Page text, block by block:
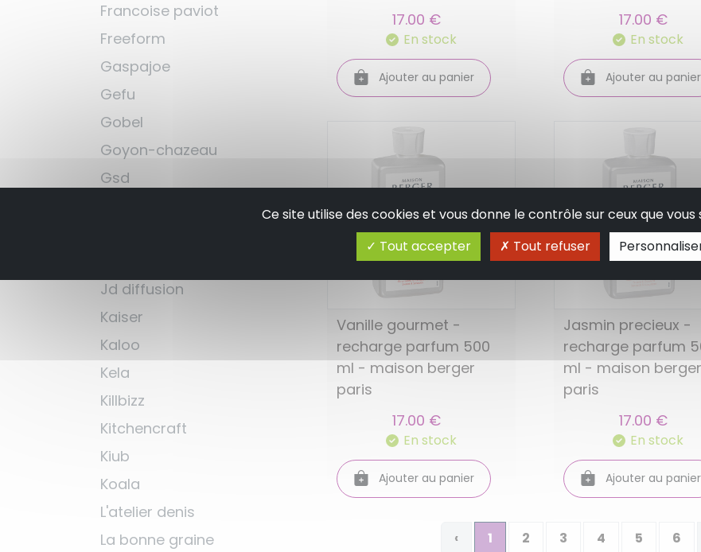
Francoise paviot
Freeform
Gaspajoe
Gefu
Gobel
Goyon-chazeau
Gsd
Jd diffusion
Kaiser
Kaloo
Kela
Killbizz
Kitchencraft
Kiub
Koala
L'atelier denis
La bonne graine
17.00 €
En stock
Ajouter au panier
17.00 €
En stock
Ajouter au panier
Vanille gourmet -
recharge parfum 500
ml - maison berger
paris
17.00 €
En stock
Ajouter au panier
Jasmin precieux -
recharge parfum
ml - maison berger
paris
17.00 €
En stock
Ajouter au panier
‹ 1 2 3 4 5 6
Ce site utilise des cookies et vous donne le contrôle sur ceux que
Tout accepter
Tout refuser